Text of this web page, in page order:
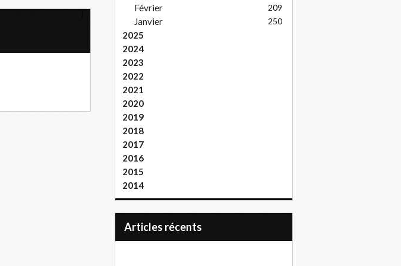
Février 209
Janvier 250
2025
2024
2023
2022
2021
2020
2019
2018
2017
2016
2015
2014
articles récents